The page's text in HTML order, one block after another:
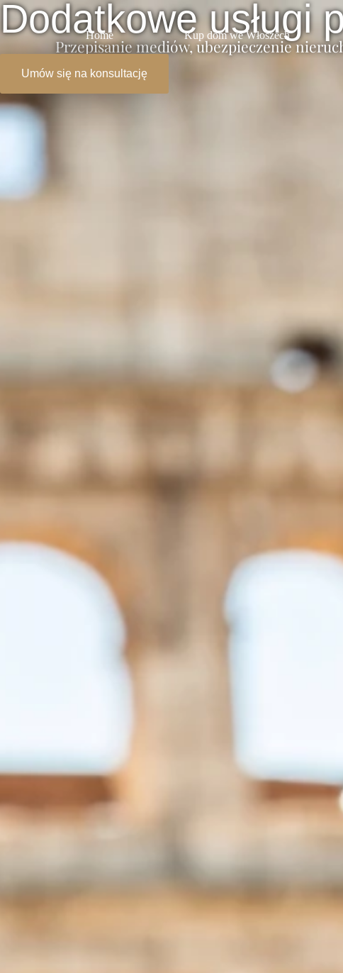
Home Kup dom we Włoszech
Dodatkowe usługi
Przepisanie mediów, ubezpieczenie
Umów się na konsultację